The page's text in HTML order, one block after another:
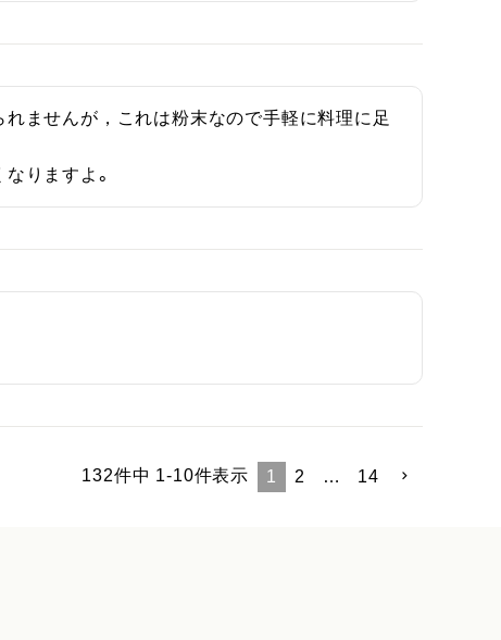
ませんが，これは粉末なので手軽に料理に足
りますよ。
132件中 1-10件表示 1 2 … 14